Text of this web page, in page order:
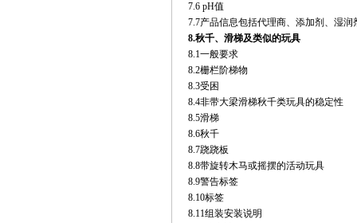
7.6 pH值
7.7产品信息包括代理商、添加剂、湿润
8.秋千、滑梯及类似的玩具
8.1一般要求
8.2栅栏阶梯物
8.3受困
8.4非带大梁滑梯秋千类玩具的稳定性
8.5滑梯
8.6秋千
8.7跷跷板
8.8带旋转木马或摇摆的活动玩具
8.9警告标签
8.10标签
8.11组装安装说明